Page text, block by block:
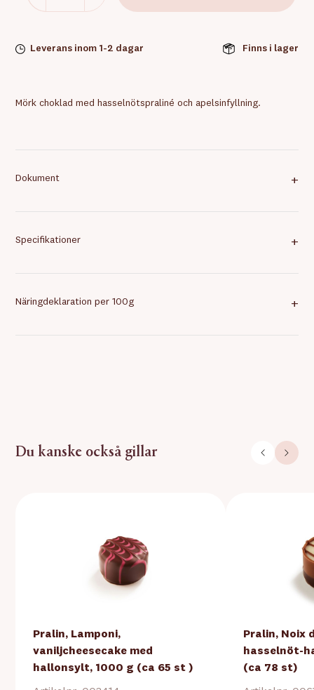
Leverans inom 1-2 dagar Finns i lager
Mörk choklad med hasselnötspraliné och apelsinfyllning.
Dokument +
Specifikationer +
Näringdeklaration per 100g +
Du kanske också gillar
Pralin, Lamponi,
vaniljcheesecake med
hallonsylt, 1000 g (ca 65 st )
Pralin, Noix
hasselnöt-
(ca 78 st)